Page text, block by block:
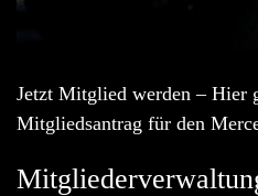
Jetzt Mitglied werden – Hier
Mitgliedsantrag für den